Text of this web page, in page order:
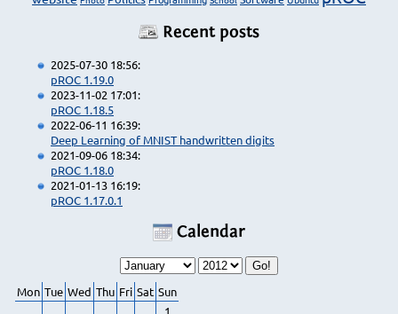
Recent posts
2025-07-30 18:56:
pROC 1.19.0
2023-11-02 17:01:
pROC 1.18.5
2022-06-11 16:39:
Deep Learning of MNIST handwritten digits
2021-09-06 18:34:
pROC 1.18.0
2021-01-13 16:19:
pROC 1.17.0.1
Calendar
Mon Tue Wed Thu Fri Sat Sun